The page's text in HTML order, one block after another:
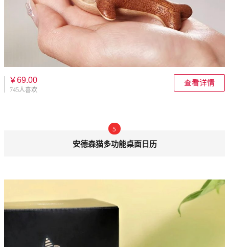
￥69.00
745人喜欢
查看详情
5
安德森猫多功能桌面日历